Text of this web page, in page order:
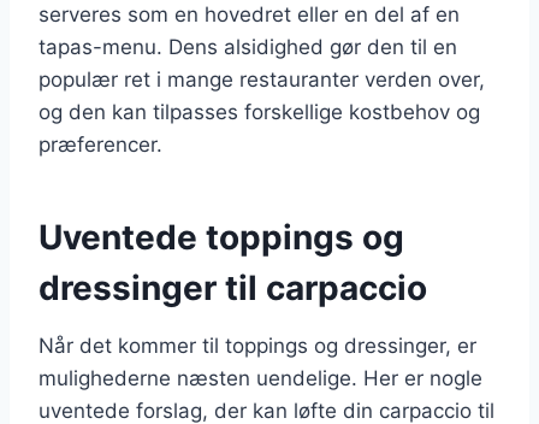
serveres som en hovedret eller en del af en
tapas-menu. Dens alsidighed gør den til en
populær ret i mange restauranter verden over,
og den kan tilpasses forskellige kostbehov og
præferencer.
Uventede toppings og
dressinger til carpaccio
Når det kommer til toppings og dressinger, er
mulighederne næsten uendelige. Her er nogle
uventede forslag, der kan løfte din carpaccio til